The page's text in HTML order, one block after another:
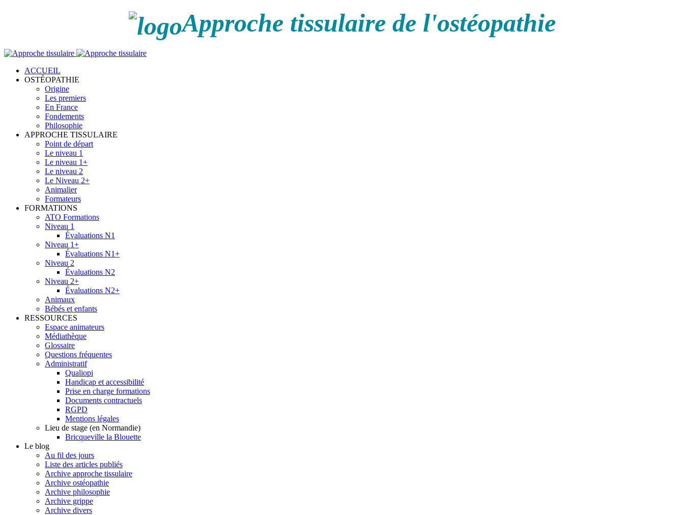
Approche tissulaire de l'ostéopathie
ACCUEIL
OSTÉOPATHIE
Origine
Les premiers
En France
Fondements
Philosophie
APPROCHE TISSULAIRE
Point de départ
Le niveau 1
Le niveau 1+
Le niveau 2
Le Niveau 2+
Animalier
Formateurs
FORMATIONS
ATO Formations
Niveau 1
Évaluations N1
Niveau 1+
Évaluations N1+
Niveau 2
Évaluations N2
Niveau 2+
Évaluations N2+
Animaux
Bébés et enfants
RESSOURCES
Espace animateurs
Médiathèque
Glossaire
Questions fréquentes
Administratif
Qualiopi
Handicap et accessibilité
Prise en charge formations
Documents contractuels
RGPD
Mentions légales
Lieu de stage (en Normandie)
Bricqueville la Blouette
Le blog
Au fil des jours
Liste des articles publiés
Archive approche tissulaire
Archive ostéopathie
Archive philosophie
Archive grippe
Archive divers